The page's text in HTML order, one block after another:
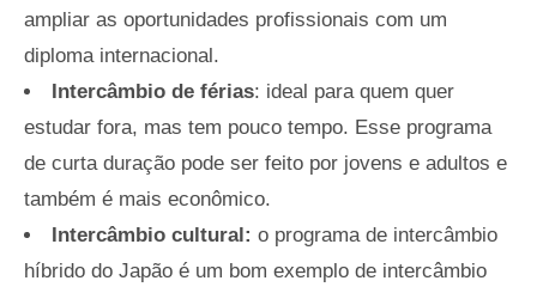
ampliar as oportunidades profissionais com um
diploma internacional.
Intercâmbio de férias: ideal para quem quer
estudar fora, mas tem pouco tempo. Esse programa
de curta duração pode ser feito por jovens e adultos e
também é mais econômico.
Intercâmbio cultural: o programa de intercâmbio
híbrido do Japão é um bom exemplo de intercâmbio